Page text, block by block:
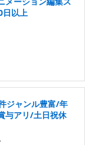
日以上
ジャンル豊富/年
与アリ/土日祝休